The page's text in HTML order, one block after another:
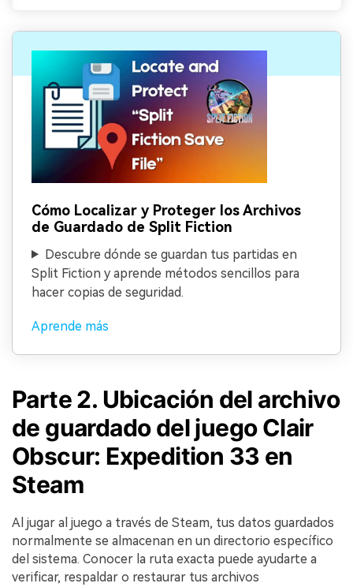
Cómo Localizar y Proteger los Archivos
de Guardado de Split Fiction
Descubre dónde se guardan tus partidas en
Split Fiction y aprende métodos sencillos para
hacer copias de seguridad.
Aprende más
Parte 2. Ubicación del archivo
de guardado del juego Clair
Obscur: Expedition 33 en
Steam
Al jugar al juego a través de Steam, tus datos guardados
normalmente se almacenan en un directorio específico
del sistema. Conocer la ruta exacta puede ayudarte a
verificar, respaldar o restaurar tus archivos